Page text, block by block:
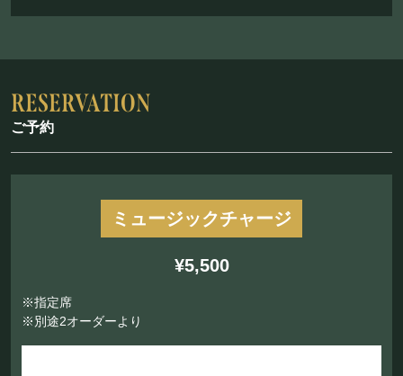
ご予約
ミュージックチャージ
¥5,500
※指定席
※別途2オーダーより